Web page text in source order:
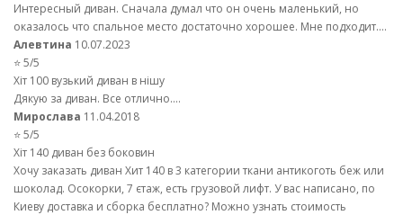
Интересный диван. Сначала думал что он очень маленький, но
оказалось что спальное место достаточно хорошее. Мне подходит....
Алевтина 10.07.2023
⭐ 5/5
Хіт 100 вузький диван в нішу
Дякую за диван. Все отлично....
Мирослава 11.04.2018
⭐ 5/5
Хіт 140 диван без боковин
Хочу заказать диван Хит 140 в 3 категории ткани антикоготь беж или
шоколад. Осокорки, 7 єтаж, есть грузовой лифт. У вас написано, по
Киеву доставка и сборка бесплатно? Можно узнать стоимость